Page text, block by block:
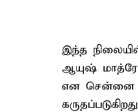
இந்த
ஆயுஷ்
என சென்னை